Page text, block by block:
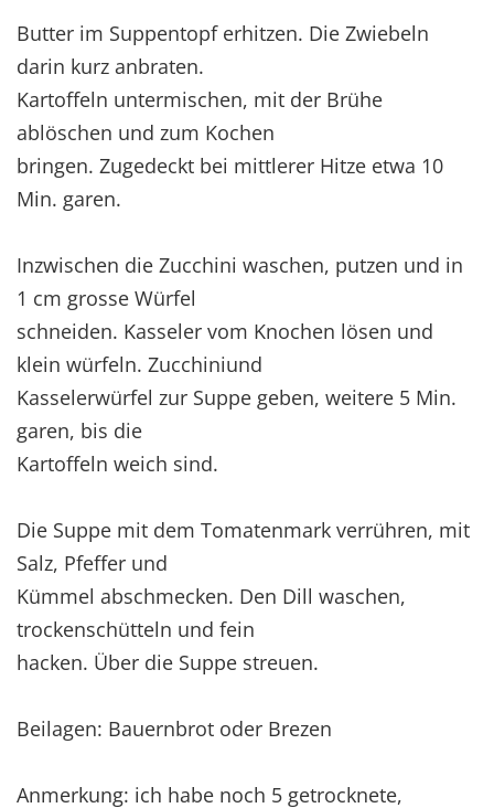
Butter im Suppentopf erhitzen. Die Zwiebeln
darin kurz anbraten.
Kartoffeln untermischen, mit der Brühe
ablöschen und zum Kochen
bringen. Zugedeckt bei mittlerer Hitze etwa 10
Min. garen.
Inzwischen die Zucchini waschen, putzen und in
1 cm grosse Würfel
schneiden. Kasseler vom Knochen lösen und
klein würfeln. Zucchiniund
Kasselerwürfel zur Suppe geben, weitere 5 Min.
garen, bis die
Kartoffeln weich sind.
Die Suppe mit dem Tomatenmark verrühren, mit
Salz, Pfeffer und
Kümmel abschmecken. Den Dill waschen,
trockenschütteln und fein
hacken. Über die Suppe streuen.
Beilagen: Bauernbrot oder Brezen
Anmerkung: ich habe noch 5 getrocknete,